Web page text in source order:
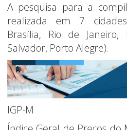
A pesquisa para a
realizada em 7
Brasília, Rio de Janeiro,
Salvador, Porto Alegre).
IGP-M